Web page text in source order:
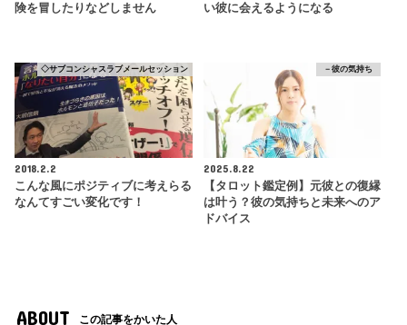
険を冒したりなどしません
い彼に会えるようになる
◇サブコンシャスラブメールセッション
2018.2.2
こんな風にポジティブに考えらる
なんてすごい変化です！
－彼の気持ち
2025.8.22
【タロット鑑定例】元彼との復縁
は叶う？彼の気持ちと未来へのア
ドバイス
ABOUT この記事をかいた人